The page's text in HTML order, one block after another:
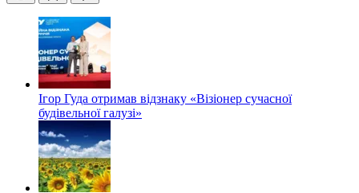
ОстанніПопулярні
Теги
Ігор Гуда отримав відзнаку «Візіонер сучасної
будівельної галузі»